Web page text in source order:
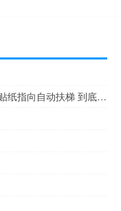
韩国地铁标识被批歧视肥胖者？胖人形贴纸指向自动扶梯 到底什么情况呢